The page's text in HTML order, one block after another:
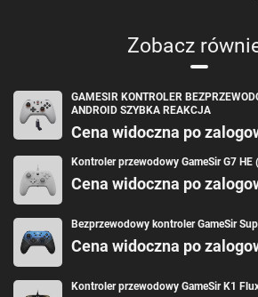
Zobacz
GAMESIR KONTROLER
ANDROID SZYBKA REAKCJA
Cena widoczna po
Kontroler przewodowy GameSir G7 HE
Cena widoczna po
Bezprzewodowy kontroler GameSir
Cena widoczna po
Kontroler przewodowy GameSir K1